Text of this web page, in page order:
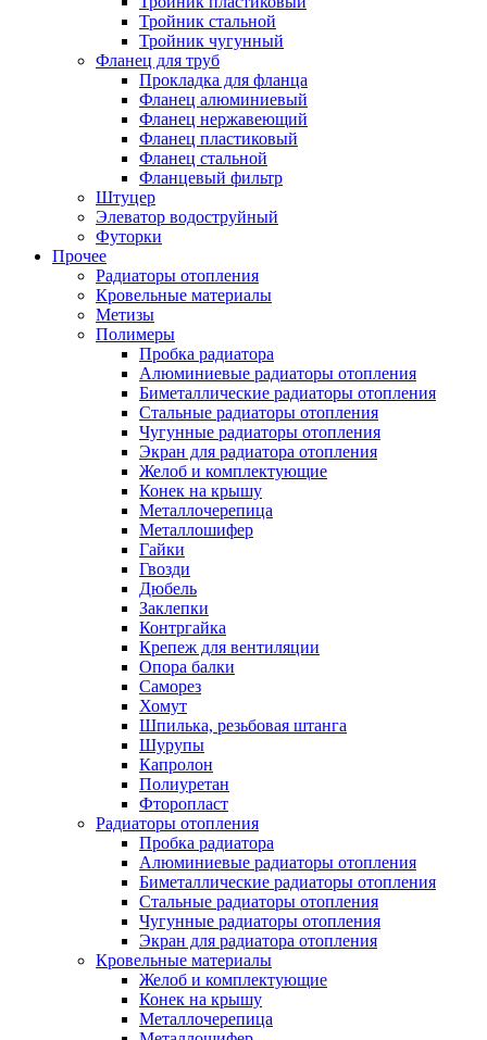
Тройник стальной
Тройник чугунный
Фланец для труб
Прокладка для фланца
Фланец алюминиевый
Фланец нержавеющий
Фланец пластиковый
Фланец стальной
Фланцевый фильтр
Штуцер
Элеватор водоструйный
Футорки
Прочее
Радиаторы отопления
Кровельные материалы
Метизы
Полимеры
Пробка радиатора
Алюминиевые радиаторы отопления
Биметаллические радиаторы отопления
Стальные радиаторы отопления
Чугунные радиаторы отопления
Экран для радиатора отопления
Желоб и комплектующие
Конек на крышу
Металлочерепица
Металлошифер
Гайки
Гвозди
Дюбель
Заклепки
Контргайка
Крепеж для вентиляции
Опора балки
Саморез
Хомут
Шпилька, резьбовая штанга
Шурупы
Капролон
Полиуретан
Фторопласт
Радиаторы отопления
Пробка радиатора
Алюминиевые радиаторы отопления
Биметаллические радиаторы отопления
Стальные радиаторы отопления
Чугунные радиаторы отопления
Экран для радиатора отопления
Кровельные материалы
Желоб и комплектующие
Конек на крышу
Металлочерепица